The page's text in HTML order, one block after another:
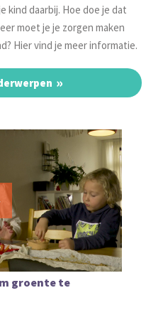
kind daarbij. Hoe doe je dat
moet je je zorgen maken
Hier vind je meer informatie.
groente te